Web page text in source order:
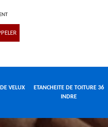
VELUX
ETANCHEITE DE TOITURE 36
INDRE